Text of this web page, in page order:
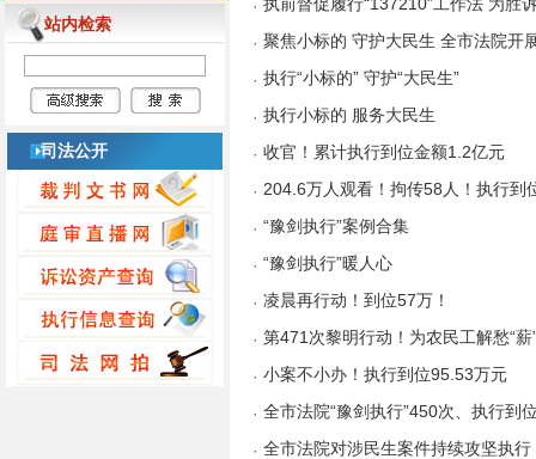
站内检索
司法公开
·
· 聚焦小标的 守护大民生 全市法院开
· 执行“小标的” 守护“大民生”
· 执行小标的 服务大民生
· 收官！累计执行到位金额1.2亿元
· 204.6万人观看！拘传58人！执行到
· “豫剑执行”案例合集
· “豫剑执行”暖人心
· 凌晨再行动！到位57万！
· 第471次黎明行动！为农民工解愁“薪
· 小案不小办！执行到位95.53万元
· 全市法院“豫剑执行”450次、执行到
· 全市法院对涉民生案件持续攻坚执行